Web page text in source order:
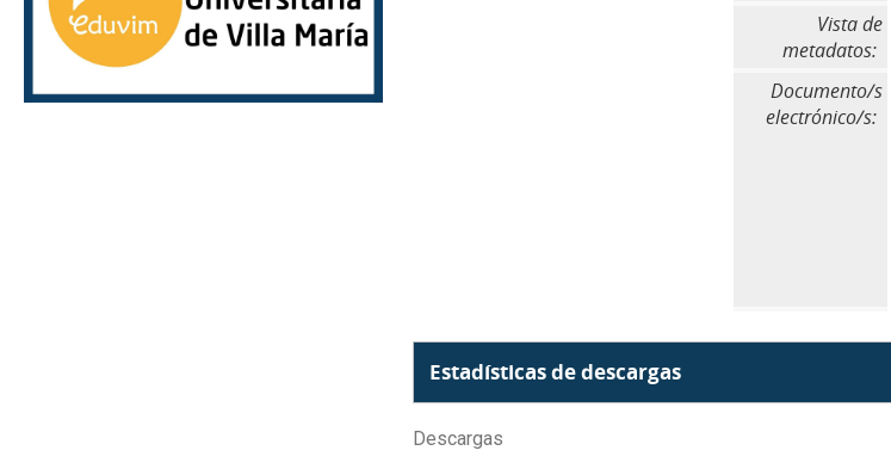
Vista de
metadatos:
Documento/s
electrónico/s:
Estadísticas de descargas
Descargas